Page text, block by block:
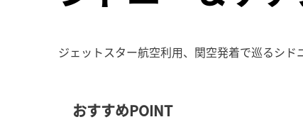
ジェットスター航空利用、関空発着で巡るシド
おすすめPOINT